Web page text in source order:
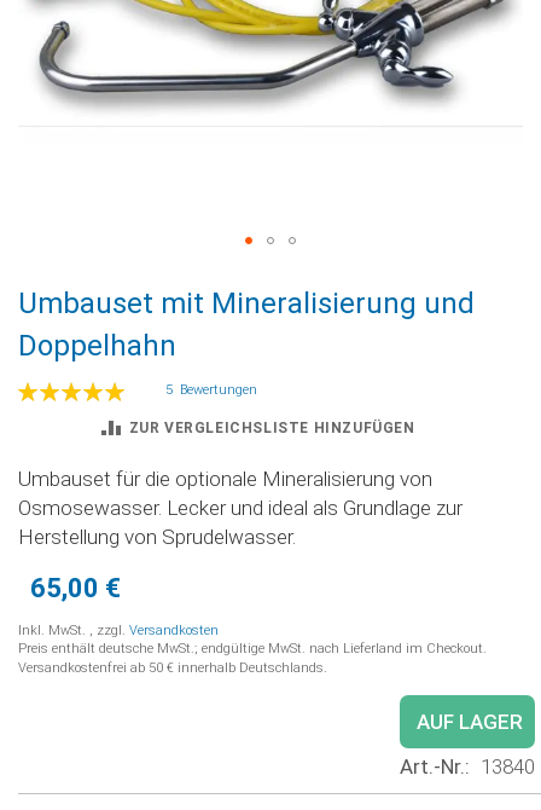
Anfang
der
Bildgalerie
springen
Umbauset mit Mineralisierung und
Doppelhahn
Bewertung:
5 Bewertungen
ZUR VERGLEICHSLISTE HINZUFÜGEN
Umbauset für die optionale Mineralisierung von
Osmosewasser. Lecker und ideal als Grundlage zur
Herstellung von Sprudelwasser.
65,00 €
Inkl. MwSt. , zzgl. Versandkosten
Preis enthält deutsche MwSt.; endgültige MwSt. nach Lieferland im Checkout.
Versandkostenfrei ab 50 € innerhalb Deutschlands.
AUF LAGER
Art.-Nr.
13840